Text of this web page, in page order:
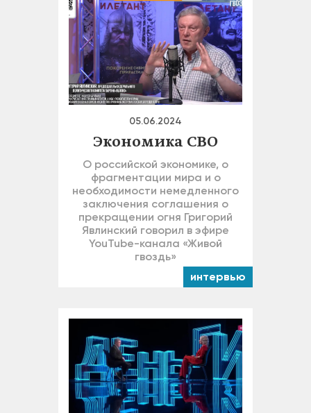
05.06.2024
Экономика СВО
О российской экономике, о
фрагментации мира и о
необходимости немедленного
заключения соглашения о
прекращении огня Григорий
Явлинский говорил в эфире
YouTube-канала «Живой
гвоздь»
интервью